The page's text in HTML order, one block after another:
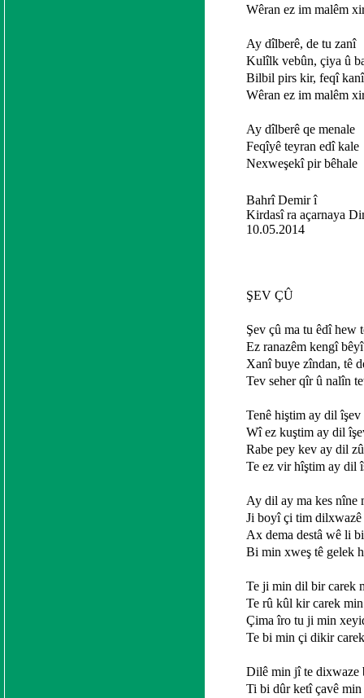
Wêran ez im malêm
Ay dîlberê, de tu zanî
Kulîlk vebûn, çiya û
Bilbil pirs kir, feqî kanî
Wêran ez im malêm
Ay dîlberê qe menale
Feqîyê teyran edî kale
Nexweşekî pir bêhale
Bahrî Demir î
Kirdasî ra açarnaya
10.05.2014
ŞEV ÇÛ
Şev çû ma tu êdî hew
Ez ranazêm kengî
Xanî buye zîndan, tê
Tev seher qîr û nalîn
Tenê hiştim ay dil îşev
Wî ez kuştim ay dil
Rabe pey kev ay dil
Te ez vir hîştim ay dil
Ay dil ay ma kes nîne
Ji boyî çi tim
Ax dema destâ wê li
Bi min xweş tê gelek
Te ji min dil bir carek
Te rû kûl kir carek
Çima îro tu ji min
Te bi min çi dikir
Dilê min jî te dixwaze
Ti bi dûr ketî çavê min